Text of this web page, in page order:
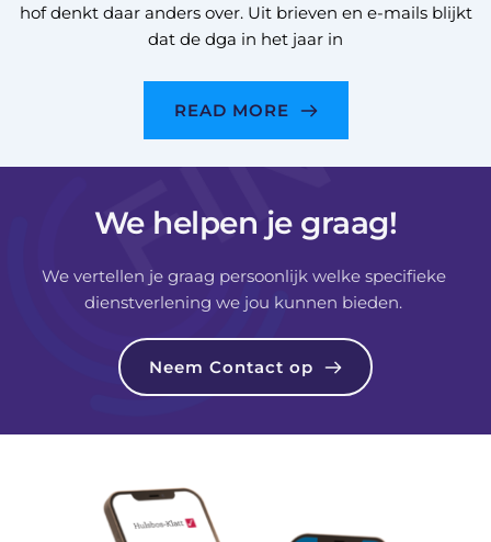
hof denkt daar anders over. Uit brieven en e-mails blijkt
dat de dga in het jaar in
READ MORE
We helpen je graag!
We vertellen je graag persoonlijk welke specifieke
dienstverlening we jou kunnen bieden.
Neem Contact op